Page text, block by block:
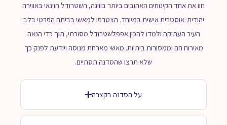
חוו את אחד הקינוחים האהובים ביותר בווינה, השטרודל הוינאי באווירה
יהודית-אוסטרית אישית במיוחד. הצטרפו למאשי בביתה הפרטי בלב
העיר העתיקה ולמדו להכין אפפלשטרודל מסורתי, תוך כדי הנאה
מאירוח חם וממסורות ביתיות. מאשי מארחת מנוסה ויודעת לפנק כך
שלא תרצו שהסדנה תסתיים.
על הסדנה בקצרה